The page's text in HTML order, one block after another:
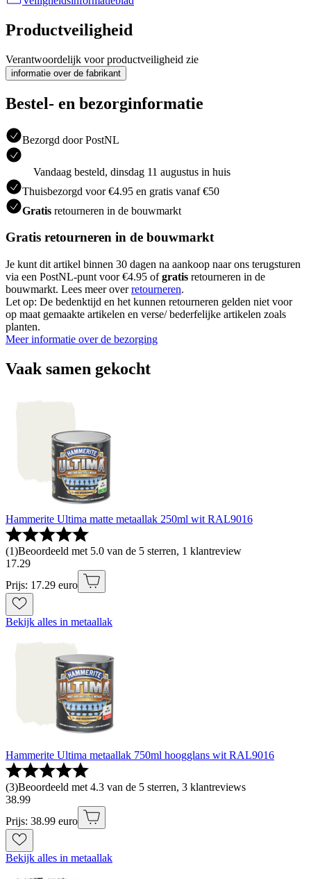
Productveiligheid
Verantwoordelijk voor productveiligheid zie
informatie over de fabrikant
Bestel- en bezorginformatie
Bezorgd door PostNL
Vandaag besteld, dinsdag 11 augustus in huis
Thuisbezorgd voor €4.95 en gratis vanaf €50
Gratis retourneren in de bouwmarkt
Gratis retourneren in de bouwmarkt
Je kunt dit artikel binnen 30 dagen na aankoop naar ons terugsturen
via een PostNL-punt voor €4.95 ofgratis retourneren in de
bouwmarkt. Lees meer overretourneren.
Let op: De bedenktijd en het kunnen retourneren gelden niet voor
op maat gemaakte artikelen en verse/ bederfelijke artikelen zoals
planten.
Meer informatie over de bezorging
Vaak samen gekocht
Hammerite Ultima matte metaallak 250ml wit RAL9016
(1)Beoordeeld met 5.0 van de 5 sterren, 1 klantreview
17.29
Prijs: 17.29 euro
Bekijk alles in metaallak
Hammerite Ultima metaallak 750ml hoogglans wit RAL9016
(3)Beoordeeld met 4.3 van de 5 sterren, 3 klantreviews
38.99
Prijs: 38.99 euro
Bekijk alles in metaallak